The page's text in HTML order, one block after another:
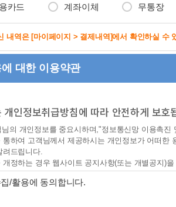
카드 계좌이체 무통장
내역은 [마이페이지 > 결제내역]에서 확인하실 수
대한 이용약관
인정보취급방침에 따라 안전하게 보호
의 개인정보를 중요시하며,"정보통신망 이용촉
하여 고객님께서 제공하시는 개인정보가 어떠
드립니다.
정하는 경우 웹사이트 공지사항(또는 개별공지)을
일 부터 시행됩니다.
기반 서비스 관련 위탁·국외이전 사항 반영)
/활용에 동의합니다.